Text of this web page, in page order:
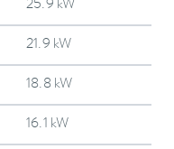
25.9 kW
21.9 kW
18.8 kW
16.1 kW